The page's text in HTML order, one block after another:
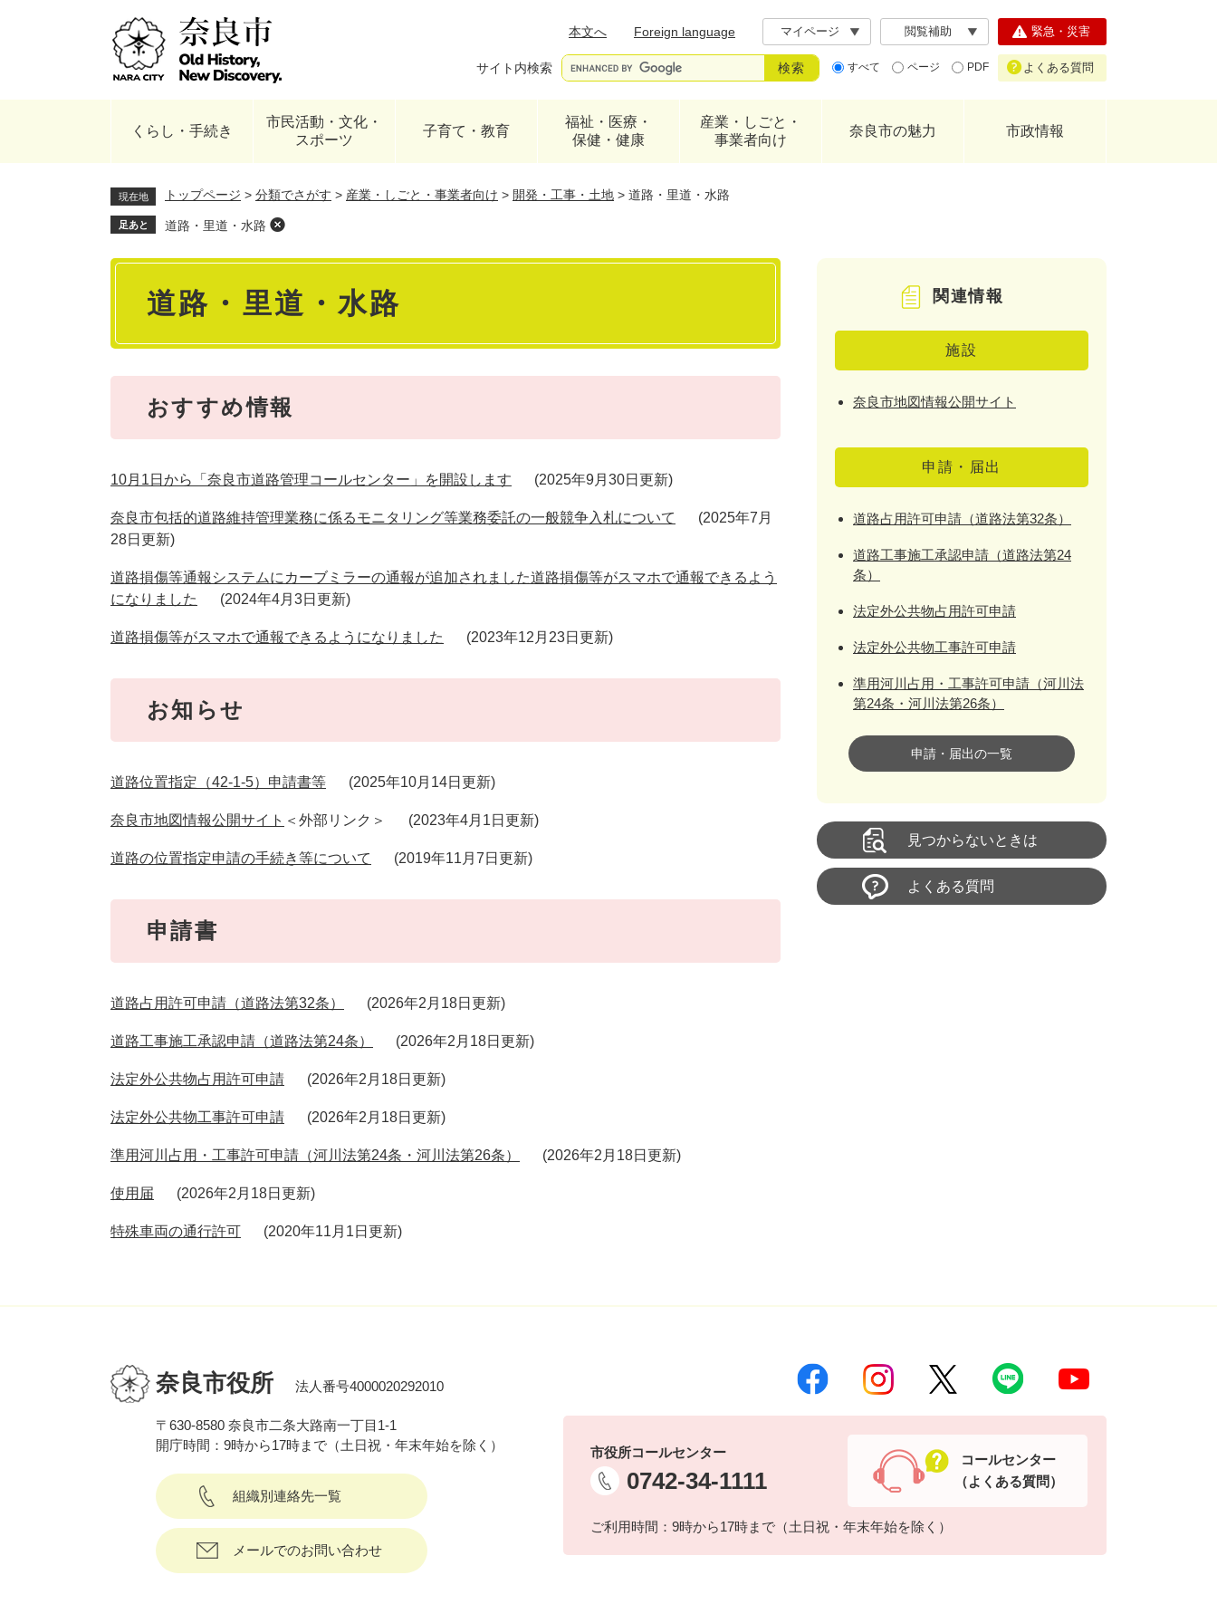
本文へ
Foreign language マイページ 閲覧補助
サイト内検索 すべて ページ PDF
緊急・災害
よくある質問
くらし・手続き
市民活動・文化・
スポーツ
子育て・教育
福祉・医療・
保健・健康
産業・しごと・
事業者向け
奈良市の魅力 市政情報
現在地 トップページ > 分類でさがす > 産業・しごと・事業者向け > 開発・工事・土地 > 道路・里道・水路
足あと 道路・里道・水路
本
道路・里道・水路
おすすめ情報
10月1日から「奈良市道路管理コールセンター」を開設します 2025年9月30日更新
奈良市包括的道路維持管理業務に係るモニタリング等業務委託の一般競争入札について
2025年7月
28日更新
道路損傷等通報システムにカーブミラーの通報が追加されました道路損傷等がスマホで通報できるよう
になりました
2024年4月3日更新
道路損傷等がスマホで通報できるようになりました 2023年12月23日更新
お知らせ
道路位置指定（42-1-5）申請書等 2025年10月14日更新
奈良市地図情報公開サイト ＜外部リンク＞ 2023年4月1日更新
道路の位置指定申請の手続き等について 2019年11月7日更新
申請書
道路占用許可申請（道路法第32条） 2026年2月18日更新
道路工事施工承認申請（道路法第24条） 2026年2月18日更新
法定外公共物占用許可申請 2026年2月18日更新
法定外公共物工事許可申請 2026年2月18日更新
準用河川占用・工事許可申請（河川法第24条・河川法第26条） 2026年2月18日更新
使用届 2026年2月18日更新
特殊車両の通行許可 2020年11月1日更新
関連情報
施設
奈良市地図情報公開サイト
申請・届出
道路占用許可申請（道路法第32条）
道路工事施工承認申請（道路法第24
条）
法定外公共物占用許可申請
法定外公共物工事許可申請
準用河川占用・工事許可申請（河川法
第24条・河川法第26条）
申請・届出の一覧
見つからないときは
よくある質問
奈良市役所 法人番号4000020292010
〒630-8580 奈良市二条大路南一丁目1-1
開庁時間：9時から17時まで（土日祝・年末年始を除く）
組織別連絡先一覧
メールでのお問い合わせ
市役所コールセンター
0742-34-1111
ご利用時間：9時から17時まで（土日祝・年末年始を除く）
コールセンター
（よくある質問）